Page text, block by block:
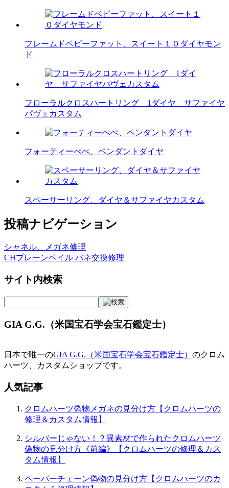
フレームドベビーファット、スイート１０ダイヤモン
ド
フローラルクロスハートリング 1ダイヤ サファイヤ
パヴェカスタム
フォーティーぺぺ、ペンダントダイヤ
スペーサーリング、ダイヤ＆サファイヤカスタム
投稿ナビゲーション
シャネル、メガネ修理
CHプレーンベイル バネ交換修理
サイト内検索
GIA G.G.（米国宝石学会宝石鑑定士）
日本で唯一のGIA G.G.（米国宝石学会宝石鑑定士） のクロム
ハーツ、カスタムショップです。
人気記事
クロムハーツ偽物メガネの見分け方【クロムハーツの
修理＆カスタム情報】
シルバーじゃない！？異素材で作られたクロムハーツ
偽物の見分け方《前編》【クロムハーツの修理＆カス
タム情報】
ペーパーチェーン偽物の見分け方【クロムハーツのカ